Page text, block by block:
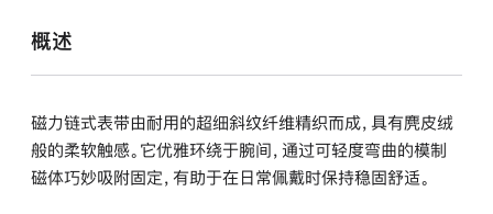
概述
磁力链式表带由耐用的超细斜纹纤维精织而成，具有麂皮绒
般的柔软触感。它优雅环绕于腕间，通过可轻度弯曲的模制
磁体巧妙吸附固定，有助于在日常佩戴时保持稳固舒适。